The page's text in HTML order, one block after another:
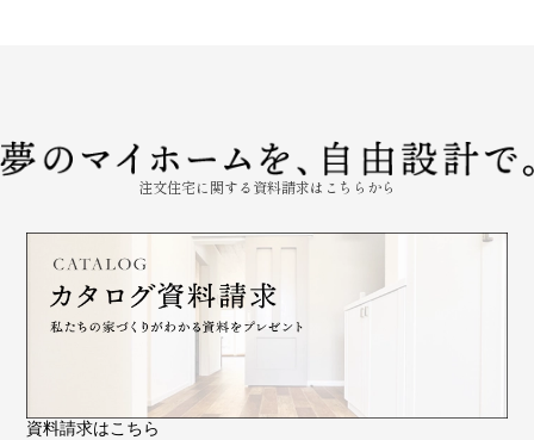
注文住宅に関する資料請求はこちらから
資料請求はこちら